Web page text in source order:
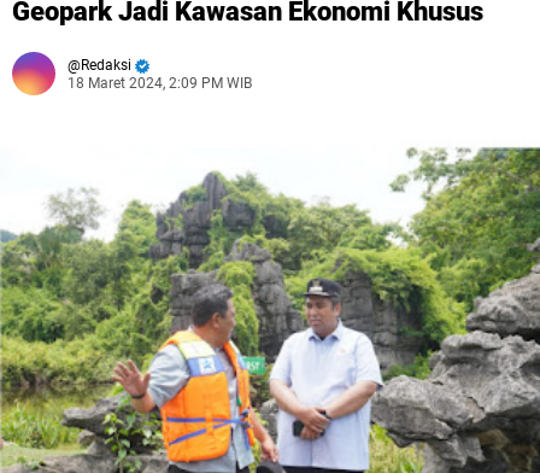
Geopark Jadi Kawasan Ekonomi Khusus
Redaksi
18 Maret 2024, 2:09 PM WIB